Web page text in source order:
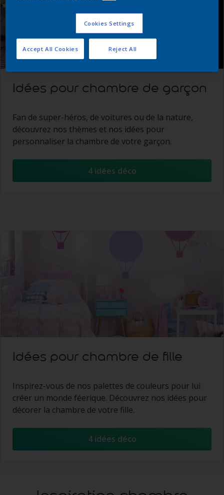
Idées pour chambre de garçon
Fan de super-héros, de voitures ou de la nature,
découvrez nos thèmes et nos idées pour
personnaliser la chambre de votre garçon.
4 idées déco
Idées pour chambre de fille
Inspirez-vous de nos palettes de couleurs pour lui
créer un monde féerique. Découvrez nos idées pour
décorer la chambre de votre fille.
4 idées déco
Cookies Settings
Reject All
Accept All Cookies